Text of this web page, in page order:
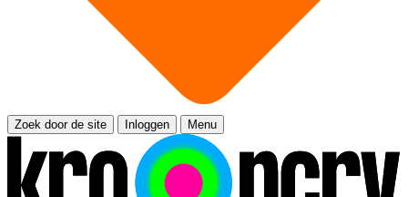
Zoek door de site Inloggen Menu